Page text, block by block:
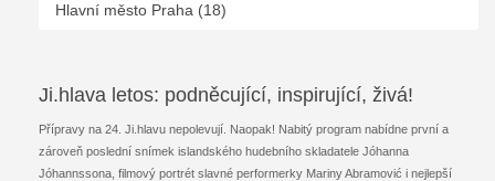
Hlavní město Praha (18)
Ji.hlava letos: podněcující, inspirující, živá!
Přípravy na 24. Ji.hlavu nepolevují. Naopak! Nabitý program nabídne první a
zároveň poslední snímek islandského hudebního skladatele Jóhanna
Jóhannssona, filmový portrét slavné performerky Mariny Abramović i nejlepší